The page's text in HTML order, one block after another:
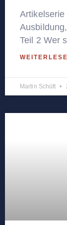
Artikelserie
Teil 2 Wer
Martin Schütt